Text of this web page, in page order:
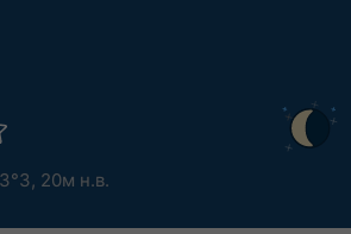
20м н.в.